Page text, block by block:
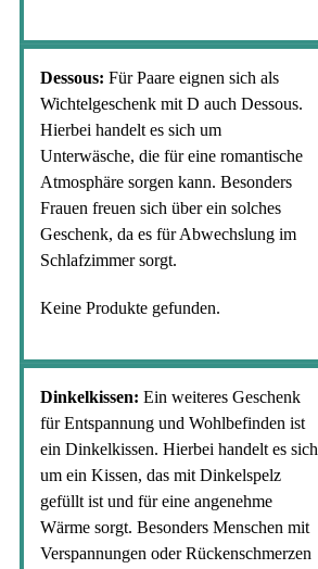
Dessous: Für Paare eignen sich als
Wichtelgeschenk mit D auch Dessous.
Hierbei handelt es sich um
Unterwäsche, die für eine romantische
Atmosphäre sorgen kann. Besonders
Frauen freuen sich über ein solches
Geschenk, da es für Abwechslung im
Schlafzimmer sorgt.
Keine Produkte gefunden.
Dinkelkissen: Ein weiteres Geschenk
für Entspannung und Wohlbefinden ist
ein Dinkelkissen. Hierbei handelt es sich
um ein Kissen, das mit Dinkelspelz
gefüllt ist und für eine angenehme
Wärme sorgt. Besonders Menschen mit
Verspannungen oder Rückenschmerzen